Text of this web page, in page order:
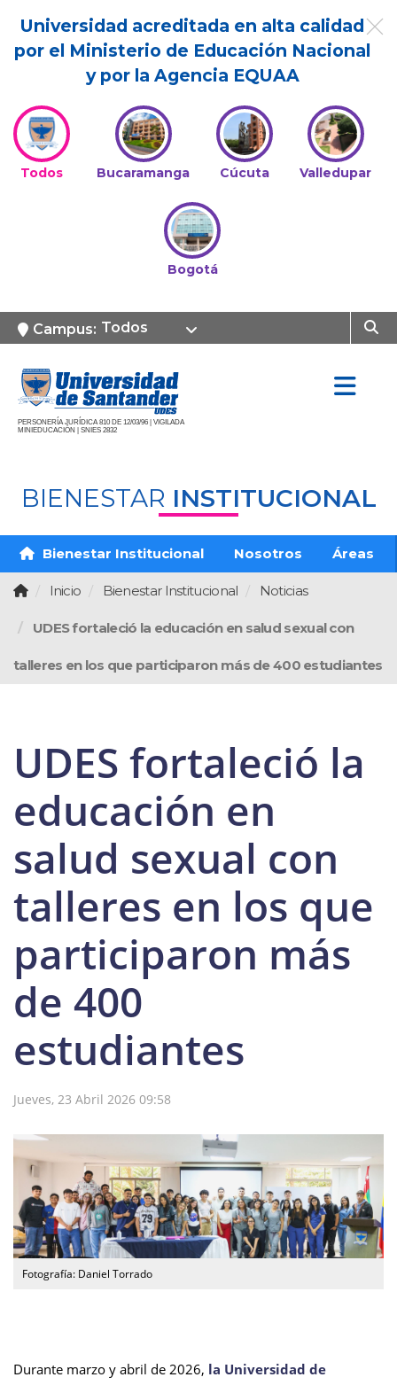
Universidad acreditada en alta calidad
por el Ministerio de Educación Nacional
y por la Agencia EQUAA
Todos Bucaramanga Cúcuta Valledupar
Bogotá
Campus: Todos
PERSONERÍA JURÍDICA 810 DE 12/03/96 | VIGILADA
MINIEDUCACIÓN | SNIES 2832
BIENESTAR INSTITUCIONAL
Bienestar Institucional Nosotros Áreas
Inicio Bienestar Institucional Noticias
UDES fortaleció la educación en salud sexual con
talleres en los que participaron más de 400 estudiantes
UDES fortaleció la
educación en
salud sexual con
talleres en los que
participaron más
de 400
estudiantes
Jueves, 23 Abril 2026 09:58
Fotografía: Daniel Torrado
Durante marzo y abril de 2026, la Universidad de